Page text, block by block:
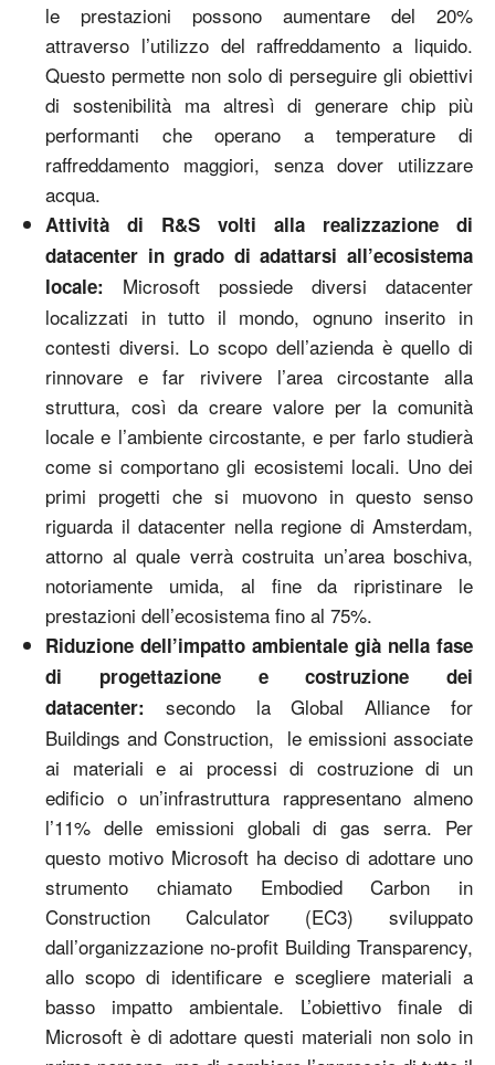
le prestazioni possono aumentare del 20%
attraverso l’utilizzo del raffreddamento a liquido.
Questo permette non solo di perseguire gli obiettivi
di sostenibilità ma altresì di generare chip più
performanti che operano a temperature di
raffreddamento maggiori, senza dover utilizzare
acqua.
Attività di R&S volti alla realizzazione di
datacenter in grado di adattarsi all’ecosistema
locale: Microsoft possiede diversi datacenter
localizzati in tutto il mondo, ognuno inserito in
contesti diversi. Lo scopo dell’azienda è quello di
rinnovare e far rivivere l’area circostante alla
struttura, così da creare valore per la comunità
locale e l’ambiente circostante, e per farlo studierà
come si comportano gli ecosistemi locali. Uno dei
primi progetti che si muovono in questo senso
riguarda il datacenter nella regione di Amsterdam,
attorno al quale verrà costruita un’area boschiva,
notoriamente umida, al fine da ripristinare le
prestazioni dell’ecosistema fino al 75%.
Riduzione dell’impatto ambientale già nella fase
di progettazione e costruzione dei
datacenter: secondo la Global Alliance for
Buildings and Construction, le emissioni associate
ai materiali e ai processi di costruzione di un
edificio o un’infrastruttura rappresentano almeno
l’11% delle emissioni globali di gas serra. Per
questo motivo Microsoft ha deciso di adottare uno
strumento chiamato Embodied Carbon in
Construction Calculator (EC3) sviluppato
dall’organizzazione no-profit Building Transparency,
allo scopo di identificare e scegliere materiali a
basso impatto ambientale. L’obiettivo finale di
Microsoft è di adottare questi materiali non solo in